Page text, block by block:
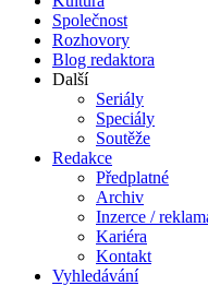
Společnost
Rozhovory
Blog redaktora
Další
Seriály
Speciály
Soutěže
Redakce
Předplatné
Archiv
Inzerce /
Kariéra
Kontakt
Vyhledávání